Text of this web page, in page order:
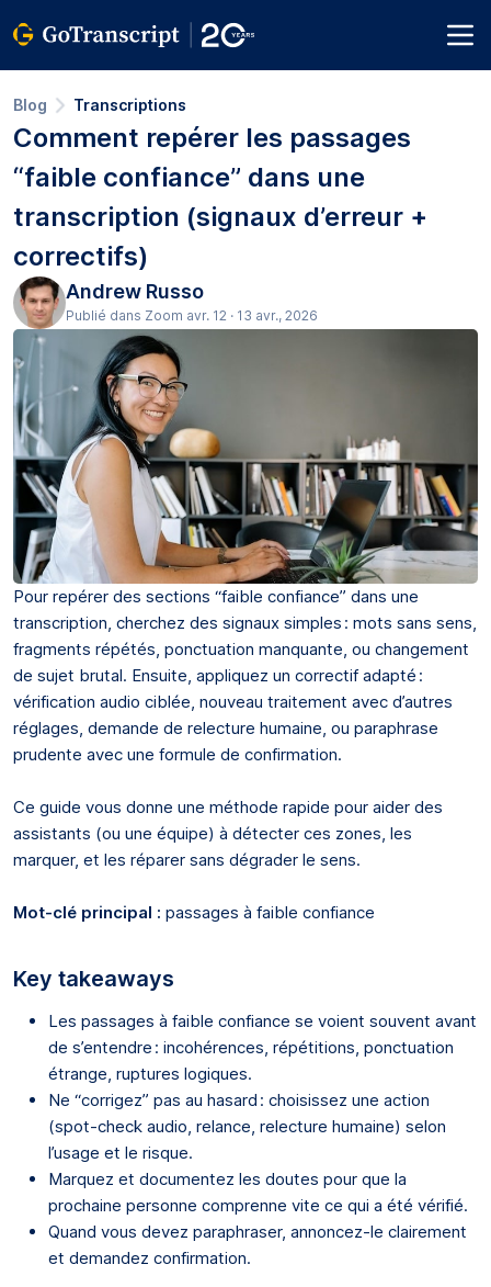
Blog Transcriptions
Comment repérer les passages
“faible confiance” dans une
transcription (signaux d’erreur +
correctifs)
Andrew Russo
Publié dans Zoom avr. 12 · 13 avr., 2026
Pour repérer des sections “faible confiance” dans une
transcription, cherchez des signaux simples : mots sans sens,
fragments répétés, ponctuation manquante, ou changement
de sujet brutal. Ensuite, appliquez un correctif adapté :
vérification audio ciblée, nouveau traitement avec d’autres
réglages, demande de relecture humaine, ou paraphrase
prudente avec une formule de confirmation.
Ce guide vous donne une méthode rapide pour aider des
assistants (ou une équipe) à détecter ces zones, les
marquer, et les réparer sans dégrader le sens.
Mot-clé principal : passages à faible confiance
Key takeaways
Les passages à faible confiance se voient souvent avant
de s’entendre : incohérences, répétitions, ponctuation
étrange, ruptures logiques.
Ne “corrigez” pas au hasard : choisissez une action
(spot-check audio, relance, relecture humaine) selon
l’usage et le risque.
Marquez et documentez les doutes pour que la
prochaine personne comprenne vite ce qui a été vérifié.
Quand vous devez paraphraser, annoncez-le clairement
et demandez confirmation.